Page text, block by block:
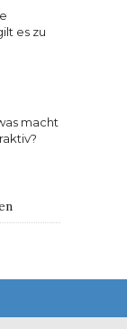
es zu
macht